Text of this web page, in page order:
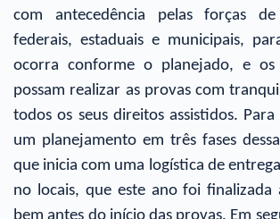
com antecedência pelas forças de
federais, estaduais e municipais,
ocorra conforme o planejado, e os
possam realizar as provas com
todos os seus direitos assistidos. Para
um planejamento em três fases
que inicia com uma logística de
no locais, que este ano foi finalizada